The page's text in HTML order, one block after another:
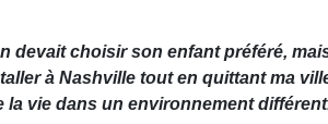
devait choisir son enfant préféré,
à Nashville tout en quittant ma
la vie dans un environnement